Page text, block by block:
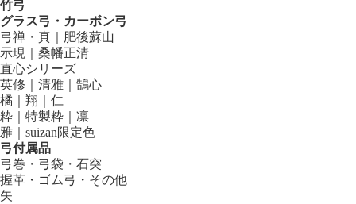
竹弓
グラス弓・カーボン弓
弓禅・真｜肥後蘇山
示現｜桑幡正清
直心シリーズ
英修｜清雅｜鵠心
橘｜翔｜仁
粋｜特製粋｜凛
雅｜suizan限定色
弓付属品
弓巻・弓袋・石突
握革・ゴム弓・その他
矢